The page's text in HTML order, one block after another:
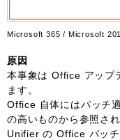
Microsoft 365 / Microsoft
原因
本事象は Office アップ
ます。
Office 自体にはパッチ
の高いものから参照され
Unifier の Office パッ